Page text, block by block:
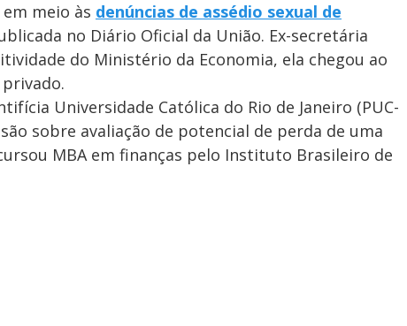
meio às denúncias de assédio sexual de
no Diário Oficial da União. Ex-secretária
do Ministério da Economia, ela chegou ao
Universidade Católica do Rio de Janeiro (PUC-
sobre avaliação de potencial de perda de uma
MBA em finanças pelo Instituto Brasileiro de